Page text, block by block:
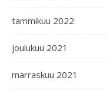
tammikuu 2022
joulukuu 2021
marraskuu 2021